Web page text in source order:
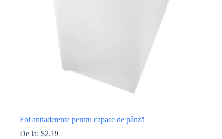
Foi antiaderente pentru capace de pânză
De la: $2.19